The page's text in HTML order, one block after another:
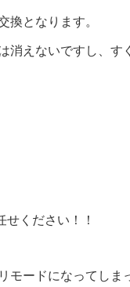
換となります。
えないですし、す
ください！！
モードになってしま